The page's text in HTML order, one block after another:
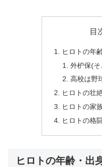
目
ヒロトの年
外枦保(
高校は野
ヒロトの壮
ヒロトの家
ヒロトの格
ヒロトの年齢・出